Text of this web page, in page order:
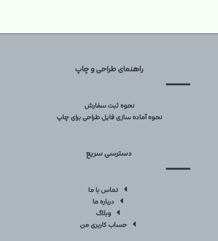
راهنمای طراحی و چاپ
نحوه ثبت سفارش
نحوه آماده سازی فایل طراحی برای چاپ
دسترسی سریع
تماس با ما
درباره ما
وبلاگ
حساب کاربری من